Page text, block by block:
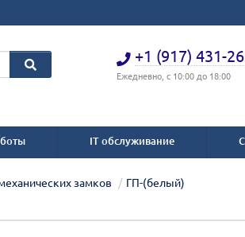
+1 (917) 431-
Ежедневно, с 10:00 до 18:00
IT обслуживание
замков ГП-(белый)